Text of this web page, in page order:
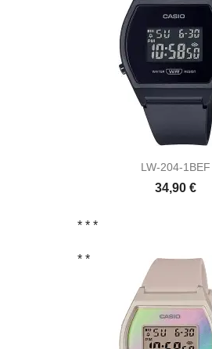
LW-204-1BEF
34,90 €
* * *
* *